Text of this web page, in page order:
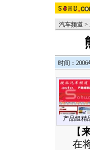
汽车频道 >
时间：2006
产品组精
【
在将